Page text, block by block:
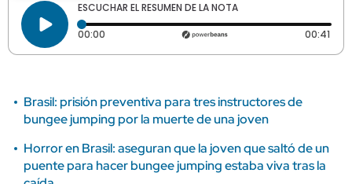
ESCUCHAR EL RESUMEN DE LA NOTA
00:00 Tiempo transcurrido: 0 segundos 00:41
Brasil: prisión preventiva para tres instructores de
bungee jumping por la muerte de una joven
Horror en Brasil: aseguran que la joven que saltó de un
puente para hacer bungee jumping estaba viva tras la